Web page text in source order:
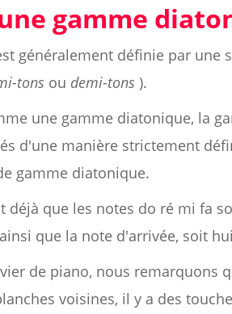
gamme
généralement définie par une
tons ou demi-tons ).
une gamme diatonique, la
d'une manière strictement
gamme diatonique.
déjà que les notes do ré mi fa
que la note d'arrivée, soit
de piano, nous remarquons
voisines, il y a des